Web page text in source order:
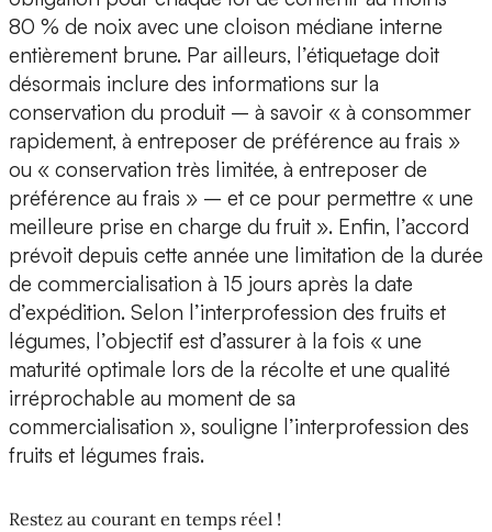
80 % de noix avec une cloison médiane interne
entièrement brune. Par ailleurs, l’étiquetage doit
désormais inclure des informations sur la
conservation du produit – à savoir « à consommer
rapidement, à entreposer de préférence au frais »
ou « conservation très limitée, à entreposer de
préférence au frais » – et ce pour permettre « une
meilleure prise en charge du fruit ». Enfin, l’accord
prévoit depuis cette année une limitation de la durée
de commercialisation à 15 jours après la date
d’expédition. Selon l’interprofession des fruits et
légumes, l’objectif est d’assurer à la fois « une
maturité optimale lors de la récolte et une qualité
irréprochable au moment de sa
commercialisation », souligne l’interprofession des
fruits et légumes frais.
Restez au courant en temps réel !